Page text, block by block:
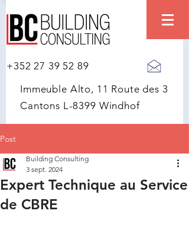
+352 27 39 52 89
Immeuble Alto, 11 Route des 3
Cantons L-8399 Windhof
Post
Expert Technique au Service
de CBRE
Building Consulting
3 sept. 2024